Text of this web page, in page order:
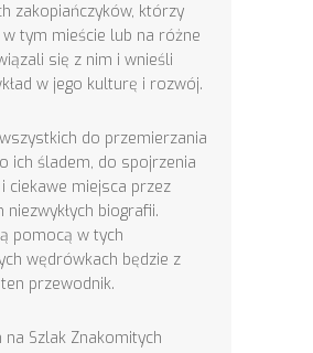
zakopiańczyków, którzy
tym mieście lub na różne
się z nim i wnieśli
w jego kulturę i rozwój.
do przemierzania
ich śladem, do spojrzenia
ciekawe miejsca przez
niezwykłych biografii.
pomocą w tych
wędrówkach będzie z
przewodnik.
na Szlak Znakomitych